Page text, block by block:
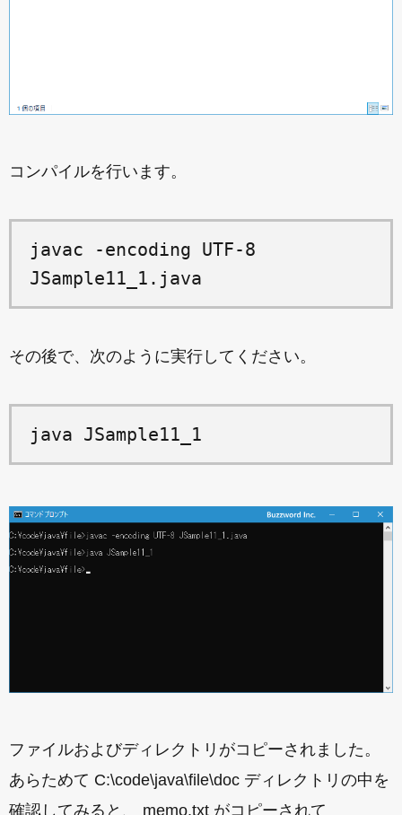
コンパイルを行います。
javac -encoding UTF-8
JSample11_1.java
その後で、次のように実行してください。
java JSample11_1
ファイルおよびディレクトリがコピーされました。
あらためて C:\code\java\file\doc ディレクトリの中を
確認してみると、 memo.txt がコピーされて